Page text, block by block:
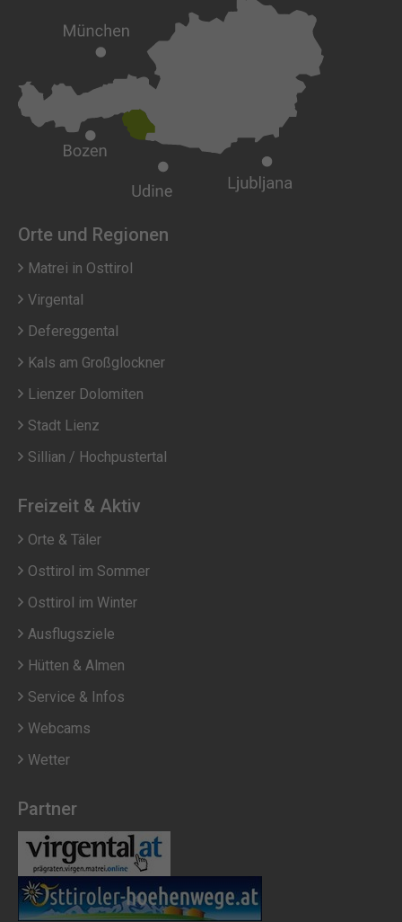
Orte und Regionen
Matrei in Osttirol
Virgental
Defereggental
Kals am Großglockner
Lienzer Dolomiten
Stadt Lienz
Sillian / Hochpustertal
Freizeit & Aktiv
Orte & Täler
Osttirol im Sommer
Osttirol im Winter
Ausflugsziele
Hütten & Almen
Service & Infos
Webcams
Wetter
Partner